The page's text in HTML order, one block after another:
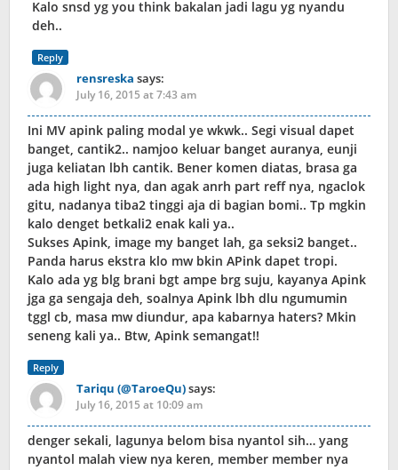
Kalo snsd yg you think bakalan jadi lagu yg nyandu
deh..
Reply
rensreska says:
July 16, 2015 at 7:43 am
Ini MV apink paling modal ye wkwk.. Segi visual dapet
banget, cantik2.. namjoo keluar banget auranya, eunji
juga keliatan lbh cantik. Bener komen diatas, brasa ga
ada high light nya, dan agak anrh part reff nya, ngaclok
gitu, nadanya tiba2 tinggi aja di bagian bomi.. Tp mgkin
kalo denget betkali2 enak kali ya..
Sukses Apink, image my banget lah, ga seksi2 banget..
Panda harus ekstra klo mw bkin APink dapet tropi.
Kalo ada yg blg brani bgt ampe brg suju, kayanya Apink
jga ga sengaja deh, soalnya Apink lbh dlu ngumumin
tggl cb, masa mw diundur, apa kabarnya haters? Mkin
seneng kali ya.. Btw, Apink semangat!!
Reply
Tariqu (@TaroeQu)says:
July 16, 2015 at 10:09 am
denger sekali, lagunya belom bisa nyantol sih… yang
nyantol malah view nya keren, member member nya